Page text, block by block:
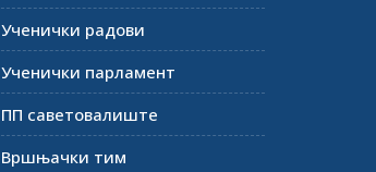
Ученички радови
Ученички парламент
ПП саветовалиште
Вршњачки тим